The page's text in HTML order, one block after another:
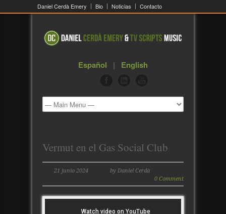
Daniel Cerdà Emery Bio Noticias Contacto
Español | English
Vermut en el Gas Social Club
21 junio 2024
by Daniel Cerdà
0 Comment